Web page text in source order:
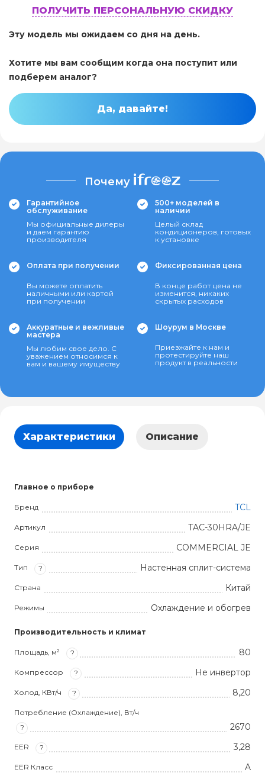
ПОЛУЧИТЬ ПЕРСОНАЛЬНУЮ СКИДКУ
Эту модель мы ожидаем со дня на день.
Хотите мы вам сообщим когда она поступит или
подберем аналог?
Да, давайте!
Почему
Гарантийное
обслуживание
Мы официальные дилеры
и даем гарантию
производителя
500+ моделей в
наличии
Целый склад
кондиционеров, готовых
к установке
Оплата при получении
Вы можете оплатить
наличными или картой
при получении
Фиксированная цена
В конце работ цена не
изменится, никаких
скрытых расходов
Аккуратные и вежливые
мастера
Мы любим свое дело. С
уважением относимся к
вам и вашему имуществу
Шоурум в Москве
Приезжайте к нам и
протестируйте наш
продукт в реальности
Характеристики Описание
Главное о приборе
Бренд TCL
Артикул TAC-30HRA/JE
Серия COMMERCIAL JE
Тип ? Настенная сплит-система
Страна Китай
Режимы Охлаждение и обогрев
Производительность и климат
Площадь, м² ? 80
Компрессор ? Не инвертор
Холод, КВт/ч ? 8,20
Потребление (Охлаждение), Вт/ч
?
2670
EER ? 3,28
EER Класс A